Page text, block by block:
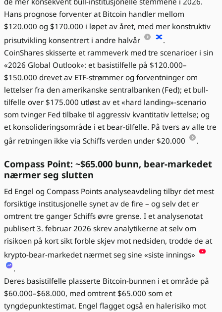
Hans prognose forventer at Bitcoin handler mellom
$120.000 og $170.000 i løpet av året, med mer konstruktiv
prisutvikling konsentrert i andre halvår
.
CoinShares skisserte et rammeverk med tre scenarioer i sin
«2026 Global Outlook»: et basistilfelle på $120.000–
$150.000 drevet av ETF-strømmer og forventninger om
lettelser fra den amerikanske sentralbanken (Fed); et bull-
tilfelle over $175.000 utløst av et «hard landing»-scenario
som tvinger Fed tilbake til aggressiv kvantitativ lettelse; og
et konsolideringsområde i et bear-tilfelle. På tvers av alle tre
går retningen ikke via Schiffs verden under $20.000
.
Compass Point: ~$65.000 bunn, bear-markedet
nærmer seg slutten
Ed Engel og Compass Points analyseavdeling tilbyr det mest
forsiktige institusjonelle synet av de fire – og selv det er
omtrent tre ganger Schiffs øvre grense. I et analysenotat
publisert 3. februar 2026 skrev analytikerne at selv om
risikoen på kort sikt forble skjev mot nedsiden, trodde de at
krypto-bear-markedet nærmet seg sine «siste innings»
.
Deres basistilfelle plasserte Bitcoin-bunnen i et område på
$60.000–$68.000, med omtrent $65.000 som et
tyngdepunktestimat. Engel flagget også en halerisiko mot